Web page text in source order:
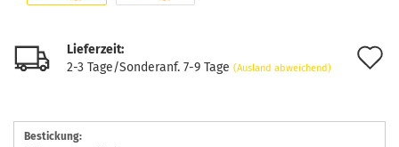
Lieferzeit:
2-3 Tage/Sonderanf. 7-9 Tage (Ausland abweichend)
Bestickung: